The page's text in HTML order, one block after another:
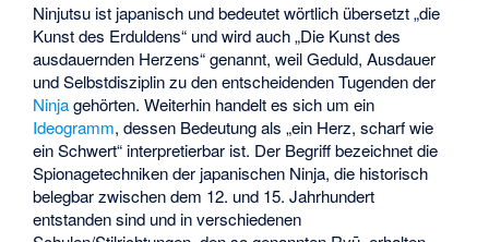
Ninjutsu ist japanisch und bedeutet wörtlich übersetzt „die
Kunst des Erduldens“ und wird auch „Die Kunst des
ausdauernden Herzens“ genannt, weil Geduld, Ausdauer
und Selbstdisziplin zu den entscheidenden Tugenden der
Ninjagehörten. Weiterhin handelt es sich um ein
Ideogramm, dessen Bedeutung als „ein Herz, scharf wie
ein Schwert“ interpretierbar ist. Der Begriff bezeichnet die
Spionagetechniken der japanischen Ninja, die historisch
belegbar zwischen dem 12. und 15. Jahrhundert
entstanden sind und in verschiedenen